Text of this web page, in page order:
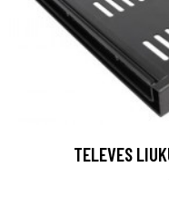
TELEVES